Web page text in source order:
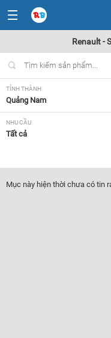
Renault -
TỈNH THÀNH
Quảng Nam
NHU CẦU
Tất cả
Tất cả
GIÁ XE
Mục này hiện thời chưa có tin